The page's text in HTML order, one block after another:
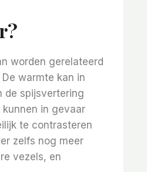
worden gerelateerd
warmte kan in
de spijsvertering
in gevaar
te contrasteren
zelfs nog meer
vezels, en